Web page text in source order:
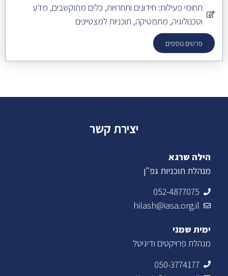
תחומי פעילות: חידונים ותחרויות, כלים מתוקשבים, מדע
וטכנולוגיה, מתמטיקה, תוכניות למצטיינים
פרטים נוספים
יצירת קשר
הילה שרגא
מנהלת תוכניות גפ"ן
052-4877075
hilash@iasa.org.il
ימית שמני
מנהלת פרויקטים ודיגיטל
050-3774177